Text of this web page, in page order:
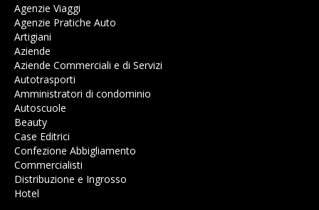
Agenzie Viaggi
Agenzie Pratiche Auto
Artigiani
Aziende
Aziende Commerciali e di Servizi
Autotrasporti
Amministratori di condominio
Autoscuole
Beauty
Case Editrici
Confezione Abbigliamento
Commercialisti
Distribuzione e Ingrosso
Hotel